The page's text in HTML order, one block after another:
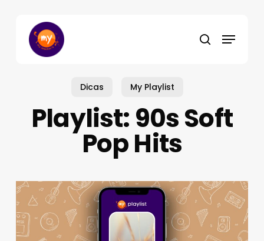
content
search
Menu
Dicas My Playlist
Playlist: 90s Soft
Pop Hits